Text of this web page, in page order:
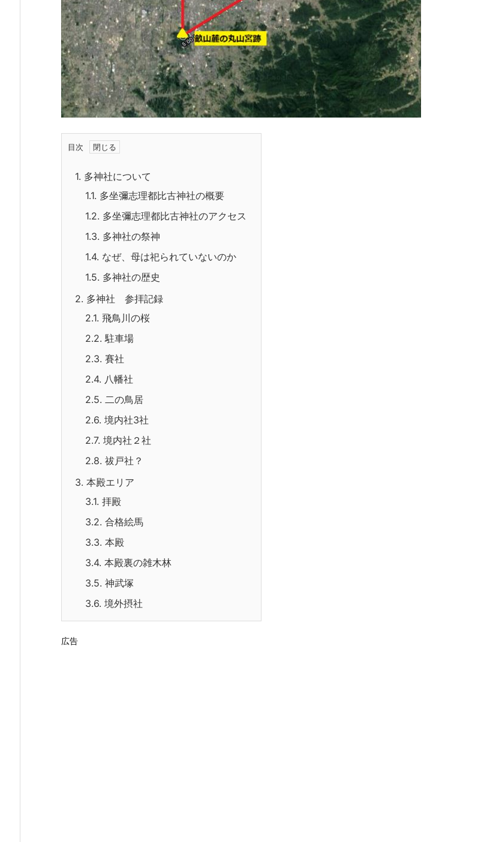
目次
1. 多神社について
1.1. 多坐彌志理都比古神社の概要
1.2. 多坐彌志理都比古神社のアクセス
1.3. 多神社の祭神
1.4. なぜ、母は祀られていないのか
1.5. 多神社の歴史
2. 多神社 参拝記録
2.1. 飛鳥川の桜
2.2. 駐車場
2.3. 賽社
2.4. 八幡社
2.5. 二の鳥居
2.6. 境内社3社
2.7. 境内社２社
2.8. 祓戸社？
3. 本殿エリア
3.1. 拝殿
3.2. 合格絵馬
3.3. 本殿
3.4. 本殿裏の雑木林
3.5. 神武塚
3.6. 境外摂社
広告